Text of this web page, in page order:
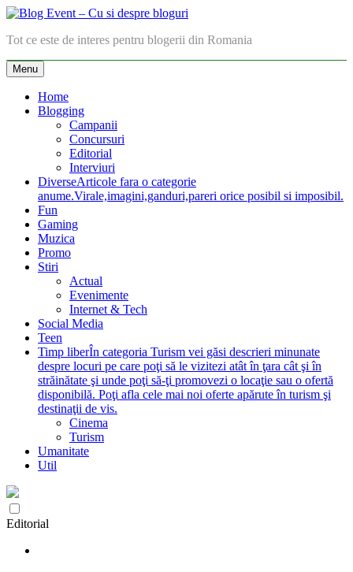
Skip
content
Blog Event – Cu si despre bloguri
Tot ce este de interes pentru blogerii din Romania
Menu
Home
Blogging
Campanii
Concursuri
Editorial
Interviuri
DiverseArticole fara o categorie
anume.Virale,imagini,ganduri,pareri orice posibil si imposibil.
Fun
Gaming
Muzica
Promo
Stiri
Actual
Evenimente
Internet & Tech
Social Media
Teen
Timp liberÎn categoria Turism vei găsi descrieri minunate
despre locuri pe care poţi să le vizitezi atât în ţara cât şi în
străinătate şi unde poţi să-ţi promovezi o locaţie sau o ofertă
disponibilă. Poţi afla cele mai noi oferte apărute în turism şi
destinaţii de vis.
Cinema
Turism
Umanitate
Util
Editorial